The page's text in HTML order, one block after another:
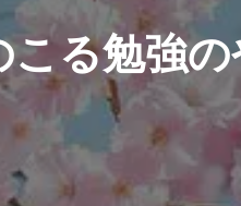
る勉強